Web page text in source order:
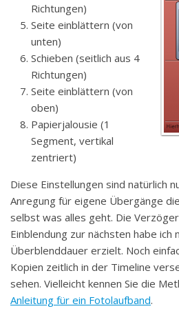
Richtungen)
Seite einblättern (von
unten)
Schieben (seitlich aus 4
Richtungen)
Seite einblättern (von
oben)
Papierjalousie (1
Segment, vertikal
zentriert)
Diese Einstellungen sind natürlich
Anregung für eigene Übergänge
selbst was alles geht. Die
Einblendung zur nächsten habe
Überblenddauer erzielt. Noch
Kopien zeitlich in der Timeline
sehen. Vielleicht kennen Sie die
Anleitung für ein Fotolaufband.